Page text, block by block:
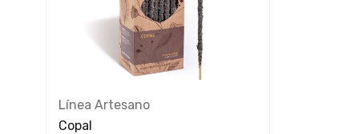
Línea Artesano
Copal